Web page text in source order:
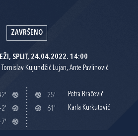
ZAVRŠENO
SPLIT, 24.04.2022. 14:00
Kujundžić Lujan, Ante Pavlinović.
25'
Petra Bračević
61'
Karla Kurkutović